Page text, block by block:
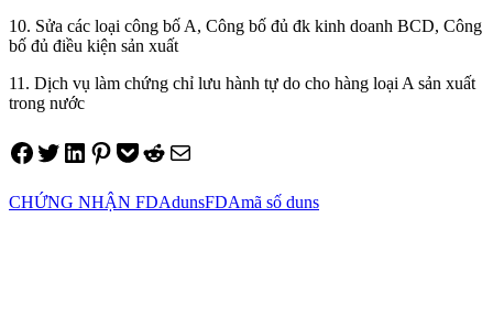
10. Sửa các loại công bố A, Công bố đủ đk kinh doanh BCD, Công
bố đủ điều kiện sản xuất
11. Dịch vụ làm chứng chỉ lưu hành tự do cho hàng loại A sản xuất
trong nước
Share on Facebook
Tweet on Twitter
Share on LinkedIn
Pin on Pinterest
Save to pocket
Share on Reddit
Share via Email
CHỨNG NHẬN FDAdunsFDAmã số duns